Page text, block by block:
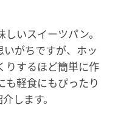
いスイーツパン。
がちですが、ホッ
りするほど簡単に作
も軽食にもぴったり
します。